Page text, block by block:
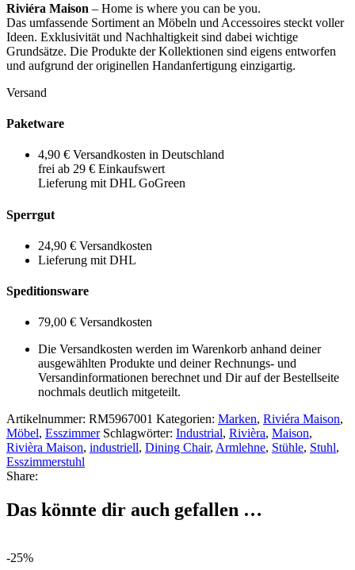
Riviéra Maison – Home is where you can be you.
Das umfassende Sortiment an Möbeln und Accessoires steckt voller
Ideen. Exklusivität und Nachhaltigkeit sind dabei wichtige
Grundsätze. Die Produkte der Kollektionen sind eigens entworfen
und aufgrund der originellen Handanfertigung einzigartig.
Versand
Paketware
4,90 € Versandkosten in Deutschland
frei ab 29 € Einkaufswert
Lieferung mit DHL GoGreen
Sperrgut
24,90 € Versandkosten
Lieferung mit DHL
Speditionsware
79,00 € Versandkosten
Die Versandkosten werden im Warenkorb anhand deiner
ausgewählten Produkte und deiner Rechnungs- und
Versandinformationen berechnet und Dir auf der Bestellseite
nochmals deutlich mitgeteilt.
Artikelnummer: RM5967001 Kategorien: Marken, Riviéra Maison,
Möbel, Esszimmer Schlagwörter: Industrial, Rivièra, Maison,
Rivièra Maison, industriell, Dining Chair, Armlehne, Stühle, Stuhl,
Esszimmerstuhl
Share:
Das könnte dir auch gefallen …
-25%